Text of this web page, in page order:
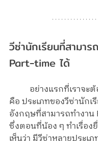
วีซ่านักเรียนที่สามาร
Part-time ได้
คือ ประเภทของวีซ่านักเ
อังกฤษที่สามารถทำงาน
ซึ่งตอนที่น้อง ๆ ทำเรื่อง